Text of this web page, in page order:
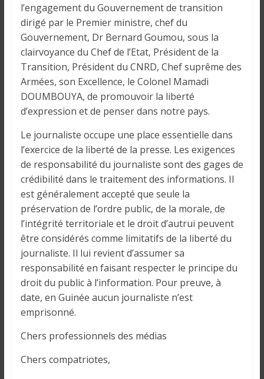
l’engagement du Gouvernement de transition
dirigé par le Premier ministre, chef du
Gouvernement, Dr Bernard Goumou, sous la
clairvoyance du Chef de l’Etat, Président de la
Transition, Président du CNRD, Chef suprême des
Armées, son Excellence, le Colonel Mamadi
DOUMBOUYA, de promouvoir la liberté
d’expression et de penser dans notre pays.
Le journaliste occupe une place essentielle dans
l’exercice de la liberté de la presse. Les exigences
de responsabilité du journaliste sont des gages de
crédibilité dans le traitement des informations. Il
est généralement accepté que seule la
préservation de l’ordre public, de la morale, de
l’intégrité territoriale et le droit d’autrui peuvent
être considérés comme limitatifs de la liberté du
journaliste. Il lui revient d’assumer sa
responsabilité en faisant respecter le principe du
droit du public à l’information. Pour preuve, à
date, en Guinée aucun journaliste n’est
emprisonné.
Chers professionnels des médias
Chers compatriotes,